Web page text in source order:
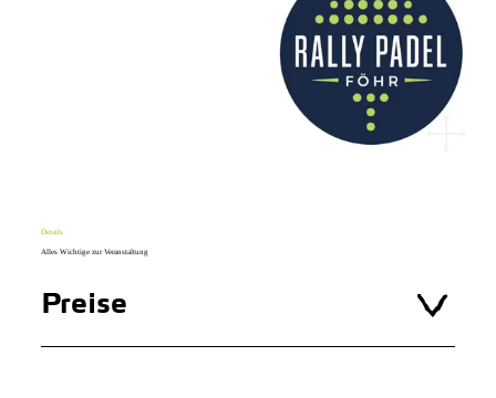
Details
Alles Wichtige zur Veranstaltung
Preise